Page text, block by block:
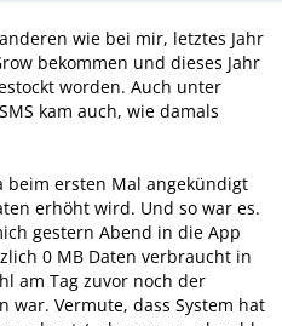
wie bei mir, letztes Jahr
bekommen und dieses Jahr
worden. Auch unter
kam auch, wie damals
beim ersten Mal angekündigt
erhöht wird. Und so war es.
gestern Abend in die App
0 MB Daten verbraucht in
am Tag zuvor noch der
war. Vermute, dass System hat